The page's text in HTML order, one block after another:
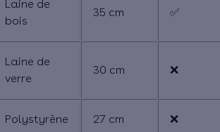
Laine de
bois
35 cm ✅
Laine de
verre
30 cm ❌
Polystyrène 27 cm ❌